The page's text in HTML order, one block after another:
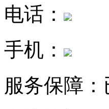
电话：
手机：
服务保障：